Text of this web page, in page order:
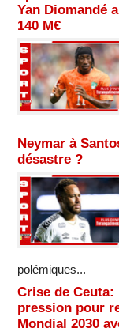
Yan Diomandé
140 M€
Neymar à
désastre ?
polémiques...
Crise de
pression pour
Mondial 2030